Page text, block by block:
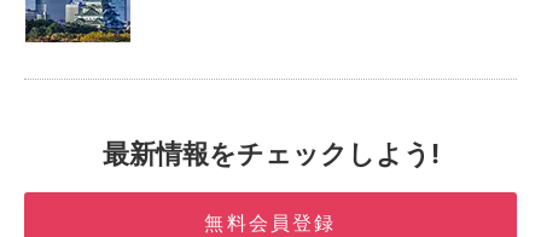
最新情報をチェックしよう!
無料会員登録